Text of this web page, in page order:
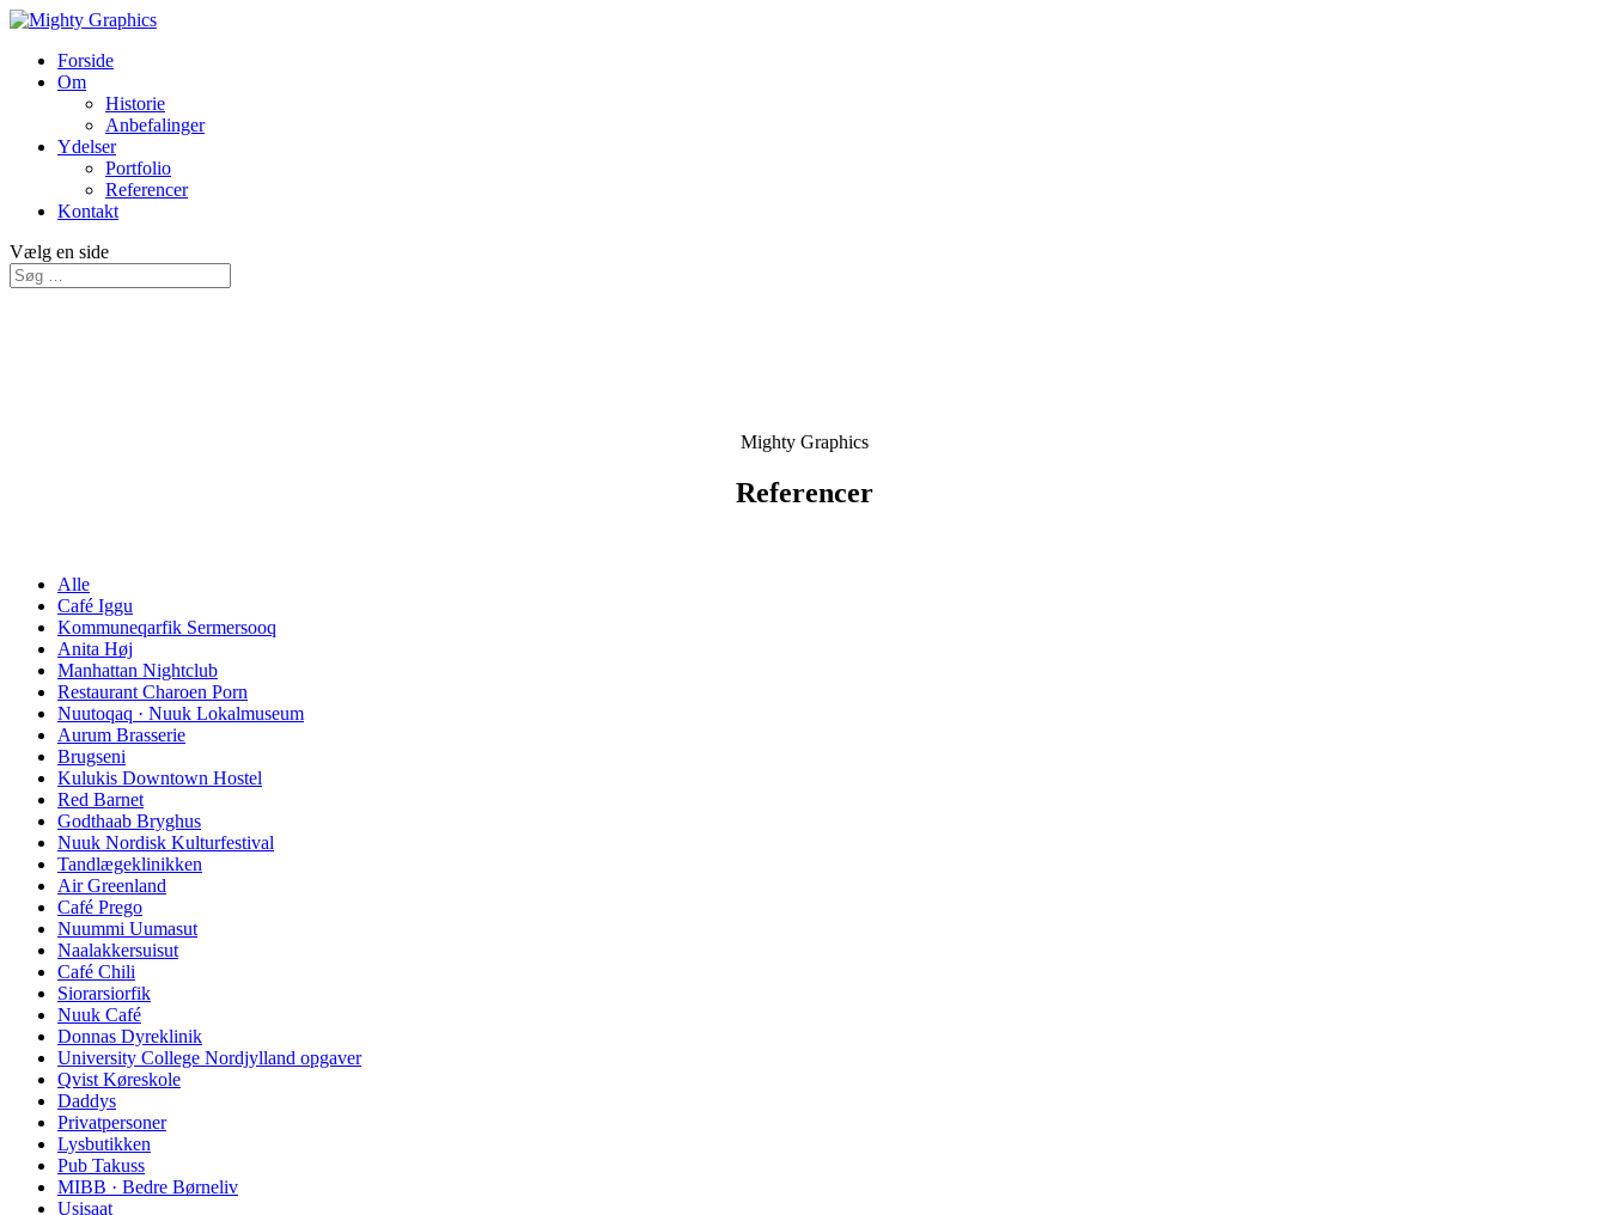
Forside
Om
Historie
Anbefalinger
Ydelser
Portfolio
Referencer
Kontakt
Vælg en side
Mighty Graphics
Referencer
Alle
Café Iggu
Kommuneqarfik Sermersooq
Anita Høj
Manhattan Nightclub
Restaurant Charoen Porn
Nuutoqaq · Nuuk Lokalmuseum
Aurum Brasserie
Brugseni
Kulukis Downtown Hostel
Red Barnet
Godthaab Bryghus
Nuuk Nordisk Kulturfestival
Tandlægeklinikken
Air Greenland
Café Prego
Nuummi Uumasut
Naalakkersuisut
Café Chili
Siorarsiorfik
Nuuk Café
Donnas Dyreklinik
University College Nordjylland opgaver
Qvist Køreskole
Daddys
Privatpersoner
Lysbutikken
Pub Takuss
MIBB · Bedre Børneliv
Usisaat